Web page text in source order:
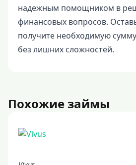
надежным помощником в
финансовых вопросов.
получите необходимую
без лишних сложностей.
Похожие займы